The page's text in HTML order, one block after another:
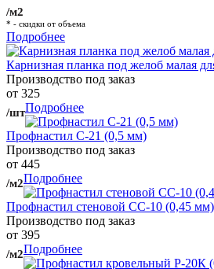
/м2
* - скидки от объема
Подробнее
Карнизная планка под желоб малая
Производство под заказ
от 325
/штПодробнее
Профнастил С-21 (0,5 мм)
Производство под заказ
от 445
/м2Подробнее
Профнастил стеновой СС-10 (0,45 мм)
Производство под заказ
от 395
/м2Подробнее